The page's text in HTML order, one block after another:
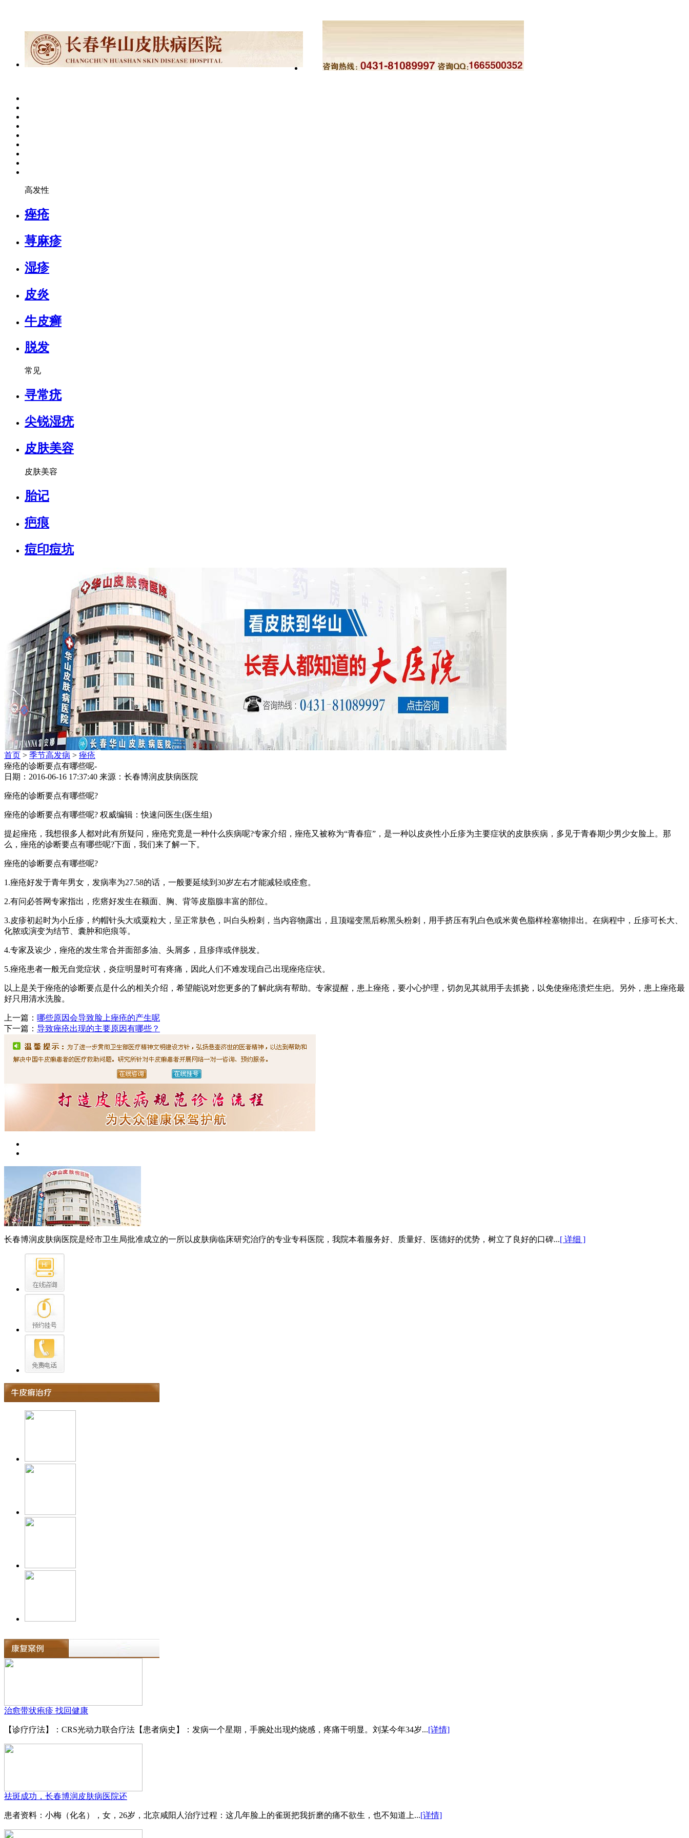
高发性
痤疮
荨麻疹
湿疹
皮炎
牛皮癣
脱发
常见
寻常疣
尖锐湿疣
皮肤美容
皮肤美容
胎记
疤痕
痘印痘坑
首页 > 季节高发病 > 痤疮
痤疮的诊断要点有哪些呢-
日期：2016-06-16 17:37:40 来源：长春博润皮肤病医院
痤疮的诊断要点有哪些呢?
痤疮的诊断要点有哪些呢? 权威编辑：快速问医生(医生组)
提起痤疮，我想很多人都对此有所疑问，痤疮究竟是一种什么疾病呢?专家介绍，痤疮又被称为“青春痘”，是一种以皮炎性小丘疹为主要症状的皮肤疾病，多见于青春期少男少女脸上。那
么，痤疮的诊断要点有哪些呢?下面，我们来了解一下。
痤疮的诊断要点有哪些呢?
1.痤疮好发于青年男女，发病率为27.58的话，一般要延续到30岁左右才能减轻或痊愈。
2.有问必答网专家指出，疙瘩好发生在额面、胸、背等皮脂腺丰富的部位。
3.皮疹初起时为小丘疹，约帽针头大或粟粒大，呈正常肤色，叫白头粉刺，当内容物露出，且顶端变黑后称黑头粉刺，用手挤压有乳白色或米黄色脂样栓塞物排出。在病程中，丘疹可长大、
化脓或演变为结节、囊肿和疤痕等。
4.专家及诶少，痤疮的发生常合并面部多油、头屑多，且疹痒或伴脱发。
5.痤疮患者一般无自觉症状，炎症明显时可有疼痛，因此人们不难发现自己出现痤疮症状。
以上是关于痤疮的诊断要点是什么的相关介绍，希望能说对您更多的了解此病有帮助。专家提醒，患上痤疮，要小心护理，切勿见其就用手去抓挠，以免使痤疮溃烂生疤。另外，患上痤疮最
好只用清水洗脸。
上一篇： 哪些原因会导致脸上痤疮的产生呢
下一篇： 导致痤疮出现的主要原因有哪些？
长春博润皮肤病医院是经市卫生局批准成立的一所以皮肤病临床研究治疗的专业专科医院，我院本着服务好、质量好、医德好的优势，树立了良好的口碑...[ 详细 ]
治愈带状疱疹 找回健康
【诊疗疗法】：CRS光动力联合疗法【患者病史】：发病一个星期，手腕处出现灼烧感，疼痛干明显。刘某今年34岁...[详情]
祛斑成功，长春博润皮肤病医院还
患者资料：小梅（化名），女，26岁，北京咸阳人治疗过程：这几年脸上的雀斑把我折磨的痛不欲生，也不知道上...[详情]